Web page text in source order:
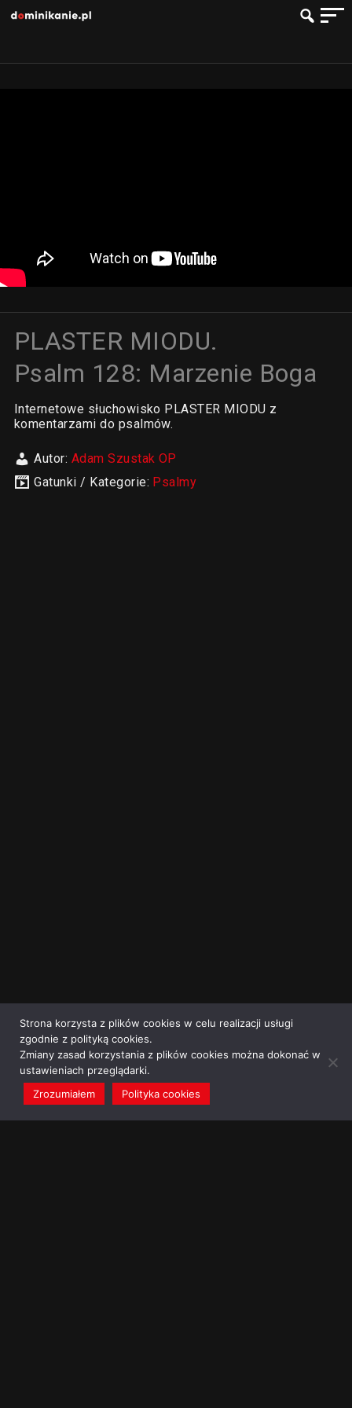
PLASTER MIODU.
Psalm 128: Marzenie Boga
Internetowe słuchowisko PLASTER MIODU z
komentarzami do psalmów.
Autor: Adam Szustak OP
Gatunki / Kategorie: Psalmy
Strona korzysta z plików cookies w celu realizacji usługi
zgodnie z polityką cookies.
Zmiany zasad korzystania z plików cookies można dokonać w
ustawieniach przeglądarki.
Zrozumiałem
Polityka cookies